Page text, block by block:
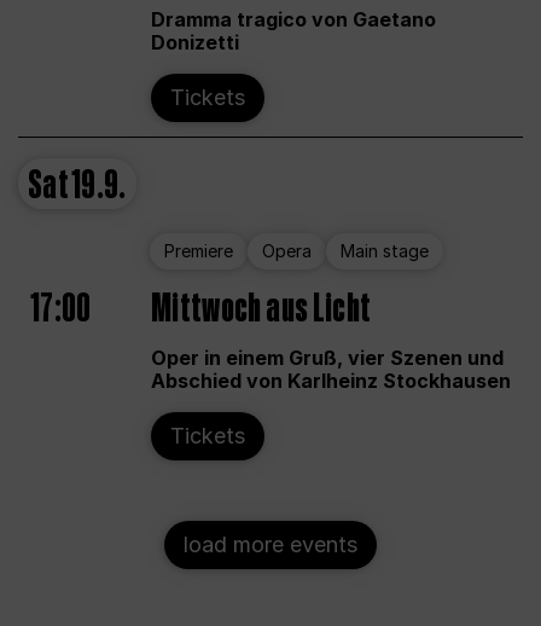
Dramma tragico von Gaetano
Donizetti
Tickets
Sat19.9.
Premiere Opera Main stage
17:00 Mittwoch aus Licht
Oper in einem Gruß, vier Szenen und
Abschied von Karlheinz Stockhausen
Tickets
load more events